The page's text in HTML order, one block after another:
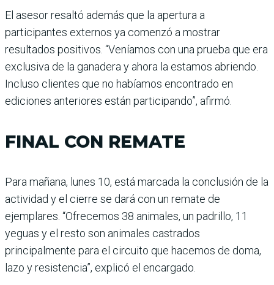
El asesor resaltó además que la apertura a
participantes externos ya comenzó a mostrar
resultados positivos. “Veníamos con una prueba que era
exclusiva de la ganadera y ahora la estamos abriendo.
Incluso clientes que no habíamos encontrado en
ediciones anteriores están participando”, afirmó.
FINAL CON REMATE
Para mañana, lunes 10, está marcada la conclusión de la
actividad y el cierre se dará con un remate de
ejemplares. “Ofrecemos 38 animales, un padrillo, 11
yeguas y el resto son animales castrados
principalmente para el circuito que hacemos de doma,
lazo y resistencia”, explicó el encargado.